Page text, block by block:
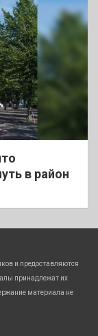
в район
и предоставляются
принадлежат их
материала не